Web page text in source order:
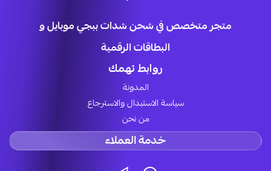
متجر متخصص في شحن شدات ببجي موبايل و
البطاقات الرقمية
روابط تهمك
المدونة
سياسة الاستبدال والاسترجاع
من نحن
خدمة العملاء